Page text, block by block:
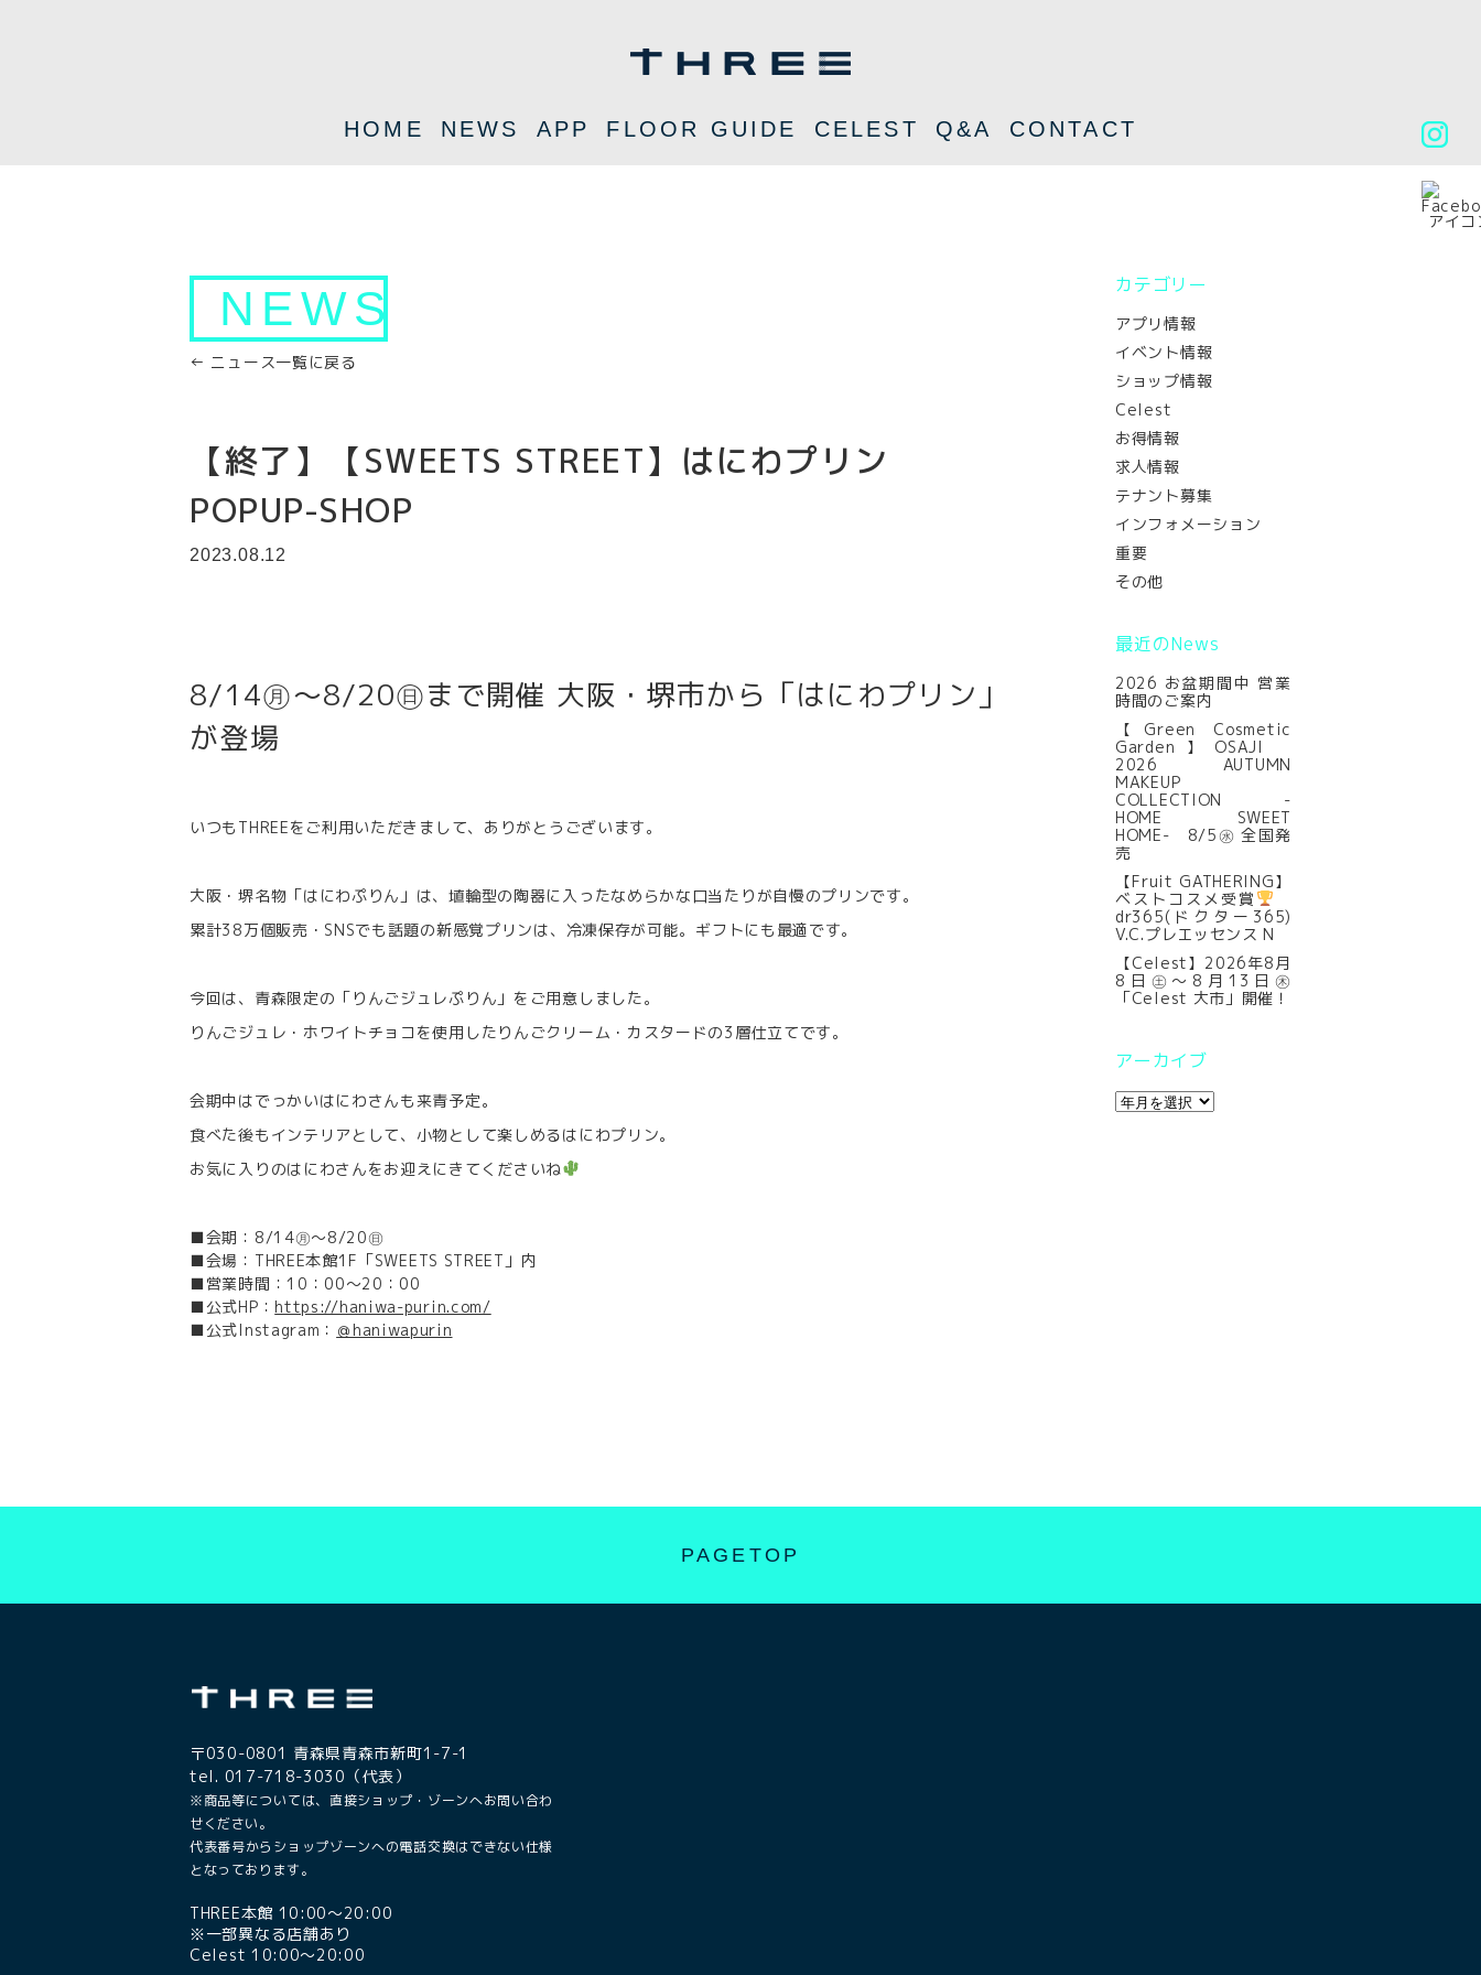
HOME NEWS APP FLOOR GUIDE CELEST Q&A CONTACT
NEWS
← ニュース一覧に戻る
【終了】【SWEETS STREET】はにわプリン
POPUP-SHOP
2023.08.12
8/14㊊～8/20㊐まで開催 大阪・堺市から「はにわプリン」
が登場
いつもTHREEをご利用いただきまして、ありがとうございます。
大阪・堺名物「はにわぷりん」は、埴輪型の陶器に入ったなめらかな口当たりが自慢のプリンです。
累計38万個販売・SNSでも話題の新感覚プリンは、冷凍保存が可能。ギフトにも最適です。
今回は、青森限定の「りんごジュレぷりん」をご用意しました。
りんごジュレ・ホワイトチョコを使用したりんごクリーム・カスタードの3層仕立てです。
会期中はでっかいはにわさんも来青予定。
食べた後もインテリアとして、小物として楽しめるはにわプリン。
お気に入りのはにわさんをお迎えにきてくださいね
■会期：8/14㊊～8/20㊐
■会場：THREE本館1F「SWEETS STREET」内
■営業時間：10：00～20：00
■公式HP： https://haniwa-purin.com/
■公式Instagram： ＠haniwapurin
カテゴリー
アプリ情報
イベント情報
ショップ情報
Celest
お得情報
求人情報
テナント募集
インフォメーション
重要
その他
最近のNews
2026 お盆期間中 営業
時間のご案内
【Green Cosmetic
Garden】OSAJI
2026 AUTUMN
MAKEUP
COLLECTION -
HOME SWEET
HOME- 8/5㊌ 全国発
売
【Fruit GATHERING】
ベストコスメ受賞
dr365(ドクター365)
V.C.プレエッセンス N
【Celest】2026年8月
8日㊏～8月13日㊍
「Celest 大市」開催！
アーカイブ
PAGETOP
〒030-0801 青森県青森市新町1-7-1
tel. 017-718-3030（代表）
※商品等については、直接ショップ・ゾーンへお問い合わ
せください。
代表番号からショップゾーンへの電話交換はできない仕様
となっております。
THREE本館 10:00〜20:00
※一部異なる店舗あり
Celest 10:00〜20:00